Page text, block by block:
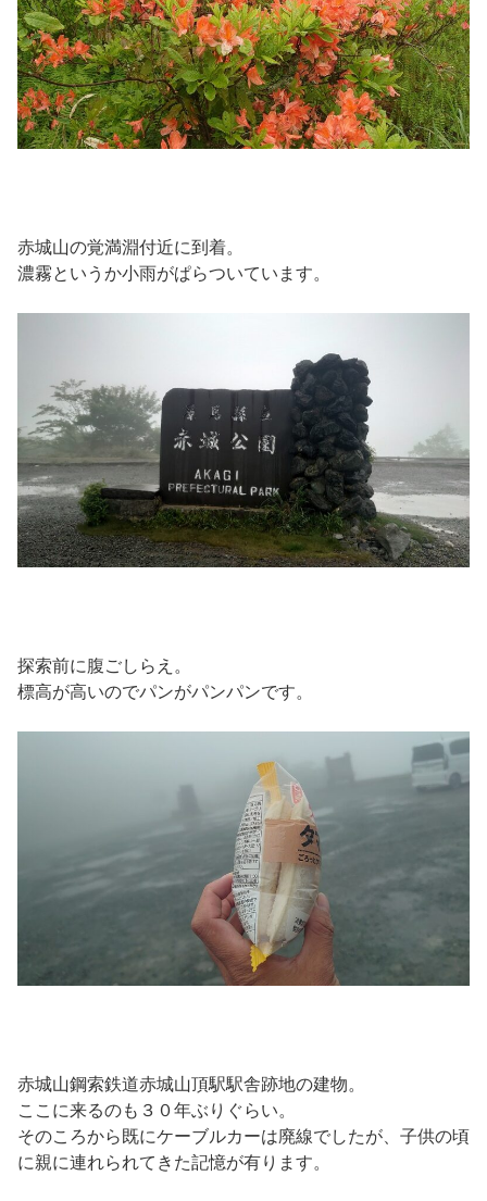
赤城山の覚満淵付近に到着。
濃霧というか小雨がぱらついています。
探索前に腹ごしらえ。
標高が高いのでパンがパンパンです。
赤城山鋼索鉄道赤城山頂駅駅舎跡地の建物。
ここに来るのも３０年ぶりぐらい。
そのころから既にケーブルカーは廃線でしたが、子供の頃
に親に連れられてきた記憶が有ります。